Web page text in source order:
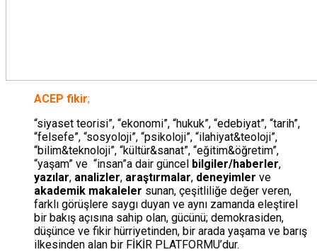
ACEP fikir;
“siyaset teorisi”, “ekonomi”, “hukuk”, “edebiyat”, “tarih”,
“felsefe”, “sosyoloji”, “psikoloji”, “ilahiyat&teoloji”,
“bilim&teknoloji”, “kültür&sanat”, “eğitim&öğretim”,
“yaşam” ve “insan”a dair güncel bilgiler/haberler,
yazılar, analizler, araştırmalar, deneyimler ve
akademik makaleler sunan, çeşitliliğe değer veren,
farklı görüşlere saygı duyan ve aynı zamanda eleştirel
bir bakış açısına sahip olan, gücünü; demokrasiden,
düşünce ve fikir hürriyetinden, bir arada yaşama ve barış
ilkesinden alan bir FİKİR PLATFORMU’dur.